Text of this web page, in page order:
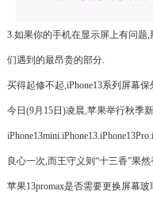
3.如果你的手机在显示屏上有问题
们遇到的最昂贵的部分.
买得起修不起,iPhone13系列屏幕
今日(9月15日)凌晨,苹果举行秋季
良心一次,而王守义则“十三香”果然
苹果13promax是否需要更换屏幕玻